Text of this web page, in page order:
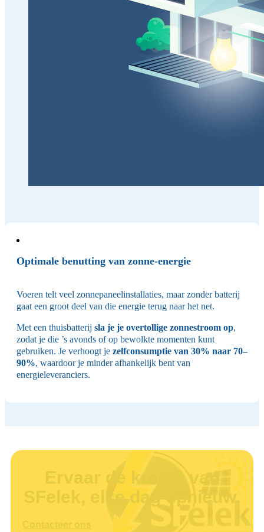
Optimale benutting van zonne-energie
Voeren telt veel zonnepaneelinstallaties, maar zonder batterij
gaat een groot deel van die energie terug naar het net.
Met een thuisbatterij sla je je overtollige zonnestroom op,
zodat je die ’s avonds of op bewolkte momenten kunt
gebruiken. Je verhoogt je zelfconsumptie van 30% naar 70–
90%, waardoor je minder afhankelijk bent van
energieleveranciers.
Ervaar de kracht van
SFelek, elke dag opnieuw.
Contacteer ons